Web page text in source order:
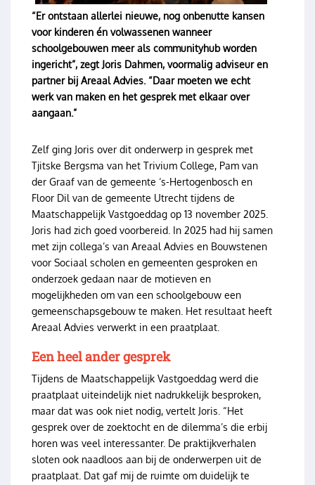
“Er ontstaan allerlei nieuwe, nog onbenutte kansen
voor kinderen én volwassenen wanneer
schoolgebouwen meer als communityhub worden
ingericht”, zegt Joris Dahmen, voormalig adviseur en
partner bij Areaal Advies. “Daar moeten we echt
werk van maken en het gesprek met elkaar over
aangaan.”
Zelf ging Joris over dit onderwerp in gesprek met
Tjitske Bergsma van het Trivium College, Pam van
der Graaf van de gemeente ‘s-Hertogenbosch en
Floor Dil van de gemeente Utrecht tijdens de
Maatschappelijk Vastgoeddag op 13 november 2025.
Joris had zich goed voorbereid. In 2025 had hij samen
met zijn collega’s van Areaal Advies en Bouwstenen
voor Sociaal scholen en gemeenten gesproken en
onderzoek gedaan naar de motieven en
mogelijkheden om van een schoolgebouw een
gemeenschapsgebouw te maken. Het resultaat heeft
Areaal Advies verwerkt in een praatplaat.
Een heel ander gesprek
Tijdens de Maatschappelijk Vastgoeddag werd die
praatplaat uiteindelijk niet nadrukkelijk besproken,
maar dat was ook niet nodig, vertelt Joris. “Het
gesprek over de zoektocht en de dilemma’s die erbij
horen was veel interessanter. De praktijkverhalen
sloten ook naadloos aan bij de onderwerpen uit de
praatplaat. Dat gaf mij de ruimte om duidelijk te